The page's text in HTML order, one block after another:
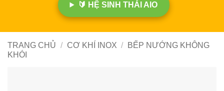
🔰 HỆ SINH THÁI AIO
TRANG CHỦ / CƠ KHÍ INOX /
BẾP NƯỚNG KHÔNG
KHÓI